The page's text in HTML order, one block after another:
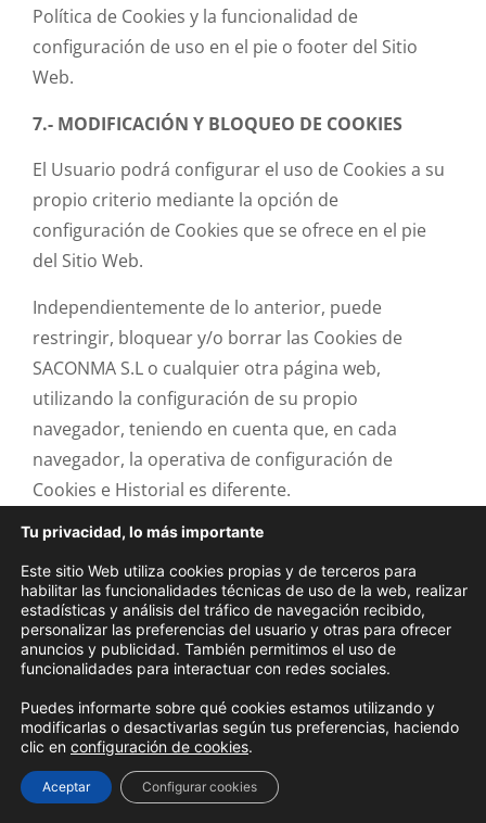
Política de Cookies y la funcionalidad de
configuración de uso en el pie o footer del Sitio
Web.
7.- MODIFICACIÓN Y BLOQUEO DE COOKIES
El Usuario podrá configurar el uso de Cookies a su
propio criterio mediante la opción de
configuración de Cookies que se ofrece en el pie
del Sitio Web.
Independientemente de lo anterior, puede
restringir, bloquear y/o borrar las Cookies de
SACONMA S.L o cualquier otra página web,
utilizando la configuración de su propio
navegador, teniendo en cuenta que, en cada
navegador, la operativa de configuración de
Cookies e Historial es diferente.
A continuación, le facilitamos algunos enlaces
donde podrá averiguar la forma de configurar el
uso de cookies en los navegadores más populares:
GOOGLE CHROME:
co=GENIE.Platform%3DDesktop&hl=es
https://support.mozilla.org/es/kb/habilitar-y-
Tu privacidad, lo más importante
Este sitio Web utiliza cookies propias y de terceros para
habilitar las funcionalidades técnicas de uso de la web, realizar
estadísticas y análisis del tráfico de navegación recibido,
personalizar las preferencias del usuario y otras para ofrecer
anuncios y publicidad. También permitimos el uso de
funcionalidades para interactuar con redes sociales.
Puedes informarte sobre qué cookies estamos utilizando y
modificarlas o desactivarlas según tus preferencias, haciendo
clic en configuración de cookies.
Aceptar Configurar cookies